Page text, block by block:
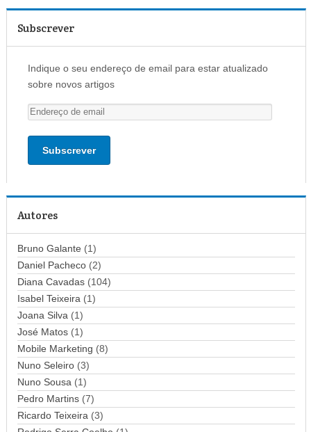
Subscrever
Indique o seu endereço de email para estar atualizado
sobre novos artigos
E
n
d
o
d
e
e
m
a
i
l
Autores
Bruno Galante (1)
Daniel Pacheco(2)
Diana Cavadas(104)
Isabel Teixeira (1)
Joana Silva (1)
José Matos(1)
Mobile Marketing (8)
Nuno Seleiro(3)
Nuno Sousa (1)
Pedro Martins(7)
Ricardo Teixeira (3)